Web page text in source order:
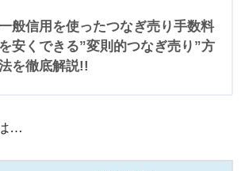
般信用を使ったつなぎ売り手数料
を安くできる”変則的つなぎ売り”方
を徹底解説!!
…